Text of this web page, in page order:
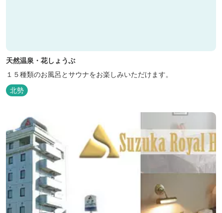
天然温泉・花しょうぶ
１５種類のお風呂とサウナをお楽しみいただけます。
北勢